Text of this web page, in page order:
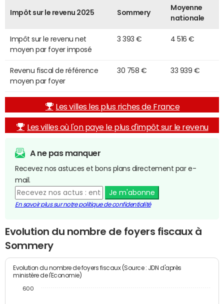
Impôt sur le revenu 2025 Sommery
Moyenne
nationale
Impôt sur le revenu net
moyen par foyer imposé
3 393 € 4 516 €
Revenu fiscal de référence
moyen par foyer
30 758 € 33 939 €
Les villes les plus riches de France
Les villes où l'on paye le plus d'impôt sur le revenu
A ne pas manquer
Recevez nos astuces et bons plans directement par e-
mail.
Je m'abonne
En savoir plus sur notre politique de confidentialité
Evolution du nombre de foyers fiscaux à
Sommery
Evolution du nombre de foyers fiscaux (Source : JDN d'après
ministère de l'Economie)
600